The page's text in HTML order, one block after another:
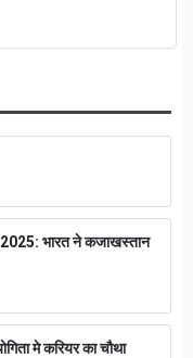
भारत ने कजाखस्तान
मे करियर का चौथा